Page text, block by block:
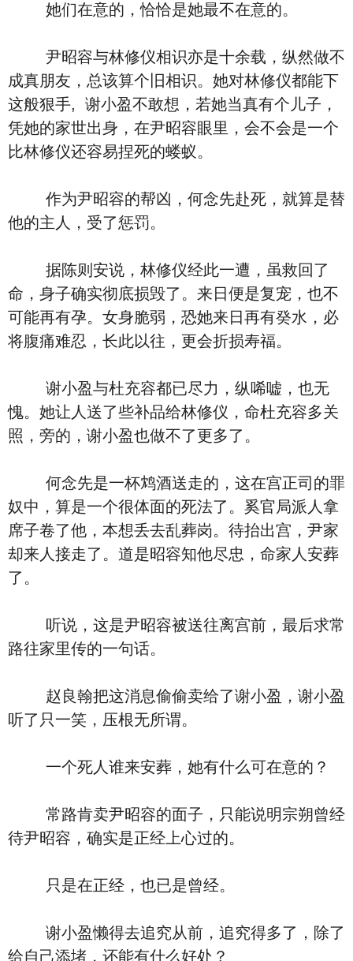
她们在意的，恰恰是她最不在意的。
尹昭容与林修仪相识亦是十余载，纵然做不
成真朋友，总该算个旧相识。她对林修仪都能下
这般狠手, 谢小盈不敢想，若她当真有个儿子，
凭她的家世出身，在尹昭容眼里，会不会是一个
比林修仪还容易捏死的蝼蚁。
作为尹昭容的帮凶，何念先赴死，就算是替
他的主人，受了惩罚。
据陈则安说，林修仪经此一遭，虽救回了
命，身子确实彻底损毁了。来日便是复宠，也不
可能再有孕。女身脆弱，恐她来日再有癸水，必
将腹痛难忍，长此以往，更会折损寿福。
谢小盈与杜充容都已尽力，纵唏嘘，也无
愧。她让人送了些补品给林修仪，命杜充容多关
照，旁的，谢小盈也做不了更多了。
何念先是一杯鸩酒送走的，这在宫正司的罪
奴中，算是一个很体面的死法了。奚官局派人拿
席子卷了他，本想丢去乱葬岗。待抬出宫，尹家
却来人接走了。道是昭容知他尽忠，命家人安葬
了。
听说，这是尹昭容被送往离宫前，最后求常
路往家里传的一句话。
赵良翰把这消息偷偷卖给了谢小盈，谢小盈
听了只一笑，压根无所谓。
一个死人谁来安葬，她有什么可在意的？
常路肯卖尹昭容的面子，只能说明宗朔曾经
待尹昭容，确实是正经上心过的。
只是在正经，也已是曾经。
谢小盈懒得去追究从前，追究得多了，除了
给自己添堵，还能有什么好处？